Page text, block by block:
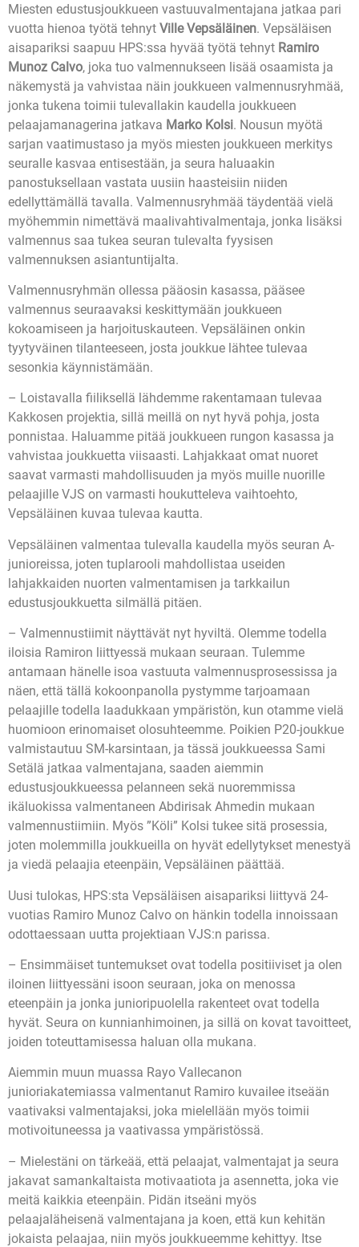
Miesten edustusjoukkueen vastuuvalmentajana jatkaa pari
vuotta hienoa työtä tehnyt Ville Vepsäläinen. Vepsäläisen
aisapariksi saapuu HPS:ssa hyvää työtä tehnyt Ramiro
Munoz Calvo, joka tuo valmennukseen lisää osaamista ja
näkemystä ja vahvistaa näin joukkueen valmennusryhmää,
jonka tukena toimii tulevallakin kaudella joukkueen
pelaajamanagerina jatkava Marko Kolsi. Nousun myötä
sarjan vaatimustaso ja myös miesten joukkueen merkitys
seuralle kasvaa entisestään, ja seura haluaakin
panostuksellaan vastata uusiin haasteisiin niiden
edellyttämällä tavalla. Valmennusryhmää täydentää vielä
myöhemmin nimettävä maalivahtivalmentaja, jonka lisäksi
valmennus saa tukea seuran tulevalta fyysisen
valmennuksen asiantuntijalta.
Valmennusryhmän ollessa pääosin kasassa, pääsee
valmennus seuraavaksi keskittymään joukkueen
kokoamiseen ja harjoituskauteen. Vepsäläinen onkin
tyytyväinen tilanteeseen, josta joukkue lähtee tulevaa
sesonkia käynnistämään.
– Loistavalla fiiliksellä lähdemme rakentamaan tulevaa
Kakkosen projektia, sillä meillä on nyt hyvä pohja, josta
ponnistaa. Haluamme pitää joukkueen rungon kasassa ja
vahvistaa joukkuetta viisaasti. Lahjakkaat omat nuoret
saavat varmasti mahdollisuuden ja myös muille nuorille
pelaajille VJS on varmasti houkutteleva vaihtoehto,
Vepsäläinen kuvaa tulevaa kautta.
Vepsäläinen valmentaa tulevalla kaudella myös seuran A-
junioreissa, joten tuplarooli mahdollistaa useiden
lahjakkaiden nuorten valmentamisen ja tarkkailun
edustusjoukkuetta silmällä pitäen.
– Valmennustiimit näyttävät nyt hyviltä. Olemme todella
iloisia Ramiron liittyessä mukaan seuraan. Tulemme
antamaan hänelle isoa vastuuta valmennusprosessissa ja
näen, että tällä kokoonpanolla pystymme tarjoamaan
pelaajille todella laadukkaan ympäristön, kun otamme vielä
huomioon erinomaiset olosuhteemme. Poikien P20-joukkue
valmistautuu SM-karsintaan, ja tässä joukkueessa Sami
Setälä jatkaa valmentajana, saaden aiemmin
edustusjoukkueessa pelanneen sekä nuoremmissa
ikäluokissa valmentaneen Abdirisak Ahmedin mukaan
valmennustiimiin. Myös ”Köli” Kolsi tukee sitä prosessia,
joten molemmilla joukkueilla on hyvät edellytykset menestyä
ja viedä pelaajia eteenpäin, Vepsäläinen päättää.
Uusi tulokas, HPS:sta Vepsäläisen aisapariksi liittyvä 24-
vuotias Ramiro Munoz Calvo on hänkin todella innoissaan
odottaessaan uutta projektiaan VJS:n parissa.
– Ensimmäiset tuntemukset ovat todella positiiviset ja olen
iloinen liittyessäni isoon seuraan, joka on menossa
eteenpäin ja jonka junioripuolella rakenteet ovat todella
hyvät. Seura on kunnianhimoinen, ja sillä on kovat tavoitteet,
joiden toteuttamisessa haluan olla mukana.
Aiemmin muun muassa Rayo Vallecanon
junioriakatemiassa valmentanut Ramiro kuvailee itseään
vaativaksi valmentajaksi, joka mielellään myös toimii
motivoituneessa ja vaativassa ympäristössä.
– Mielestäni on tärkeää, että pelaajat, valmentajat ja seura
jakavat samankaltaista motivaatiota ja asennetta, joka vie
meitä kaikkia eteenpäin. Pidän itseäni myös
pelaajaläheisenä valmentajana ja koen, että kun kehitän
jokaista pelaajaa, niin myös joukkueemme kehittyy. Itse